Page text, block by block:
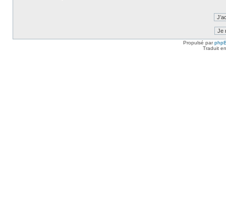
Propulsé par
Traduit